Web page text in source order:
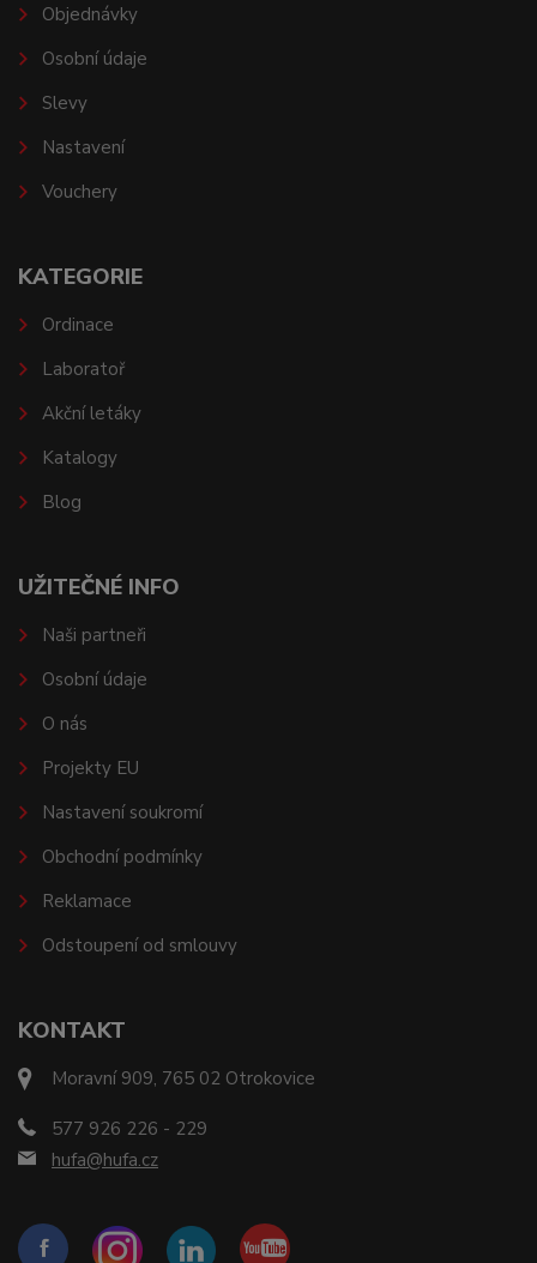
KONTAKT
Moravní 909, 765 02 Otrokovice
577 926 226 - 229
hufa@hufa.cz
Objednávky
Osobní údaje
Slevy
Nastavení
Vouchery
KATEGORIE
Ordinace
Laboratoř
Akční letáky
Katalogy
Blog
UŽITEČNÉ INFO
Naši partneři
Osobní údaje
O nás
Projekty EU
Nastavení soukromí
Obchodní podmínky
Reklamace
Odstoupení od smlouvy